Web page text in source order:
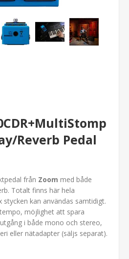
Reverb Pedal
från Zoom med både
Totalt finns här hela
stycken kan användas samtidigt.
möjlighet att spara
i både mono och stereo,
eller nätadapter (säljs separat).